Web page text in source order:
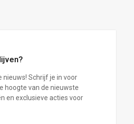
Schrijf je in voor
hoogte van de nieuwste
en exclusieve acties voor